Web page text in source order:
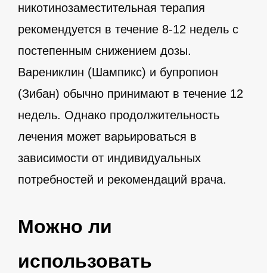
никотинозаместительная терапия
рекомендуется в течение 8-12 недель с
постепенным снижением дозы.
Варениклин (Шампикс) и бупропион
(Зибан) обычно принимают в течение 12
недель. Однако продолжительность
лечения может варьироваться в
зависимости от индивидуальных
потребностей и рекомендаций врача.
Можно ли
использовать